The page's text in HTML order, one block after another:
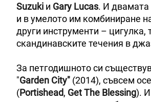
Suzuki и Gary Lucas. И двамата
и в умелото им комбиниране
други инструменти – цигулка,
скандинавските течения в
За петгодишното си
"Garden City" (2014), съвсем
(Portishead, Get The Blessing).